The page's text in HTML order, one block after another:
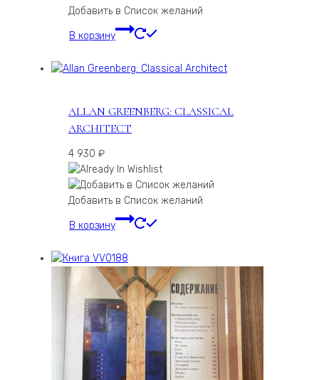
Добавить в Список желаний
В корзину
ALLAN GREENBERG: CLASSICAL
ARCHITECT
4 930 ₽
Добавить в Список желаний
В корзину